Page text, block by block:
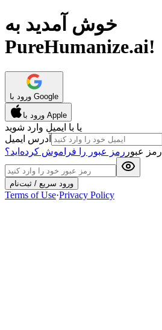
خوش آمدید به
PureHumanize.ai!
ورود با Google
ورود با Apple
یا با ایمیل وارد شوید
آدرس ایمیل
رمز عبور رمز عبور را فراموش کرده‌اید؟
ورود سریع / ثبت‌نام
Terms of Use·Privacy Policy